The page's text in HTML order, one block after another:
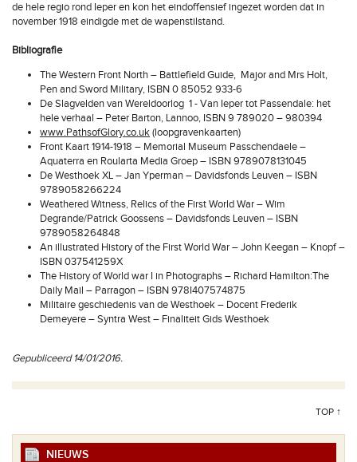
de hele regio rond Ieper en kon het eindoffensief ingezet worden dat in
november 1918 eindigde met de wapenstilstand.
Bibliografie
The Western Front North – Battlefield Guide, Major and Mrs Holt,
Pen and Sword Military, ISBN 0 85052 933-6
De Slagvelden van Wereldoorlog 1 - Van Ieper tot Passendale: het
hele verhaal – Peter Barton, Lannoo, ISBN 9 789020 – 980394
www.PathsofGlory.co.uk(loopgravenkaarten)
Front Kaart 1914-1918 – Memorial Museum Passchendaele –
Aquaterra en Roularta Media Groep – ISBN 9789078131045
De Westhoek XL – Jan Yperman – Davidsfonds Leuven – ISBN
9789058266224
Weathered Witness, Relics of the First World War – Wim
Degrande/Patrick Goossens – Davidsfonds Leuven – ISBN
9789058264848
An illustrated History of the First World War – John Keegan – Knopf –
ISBN 037541259X
The History of World war I in Photographs – Richard Hamilton:The
Daily Mail – Parragon – ISBN 978I407574875
Militaire geschiedenis van de Westhoek – Docent Frederik
Demeyere – Syntra West – Finaliteit Gids Westhoek
Gepubliceerd 14/01/2016.
TOP ↑
NIEUWS